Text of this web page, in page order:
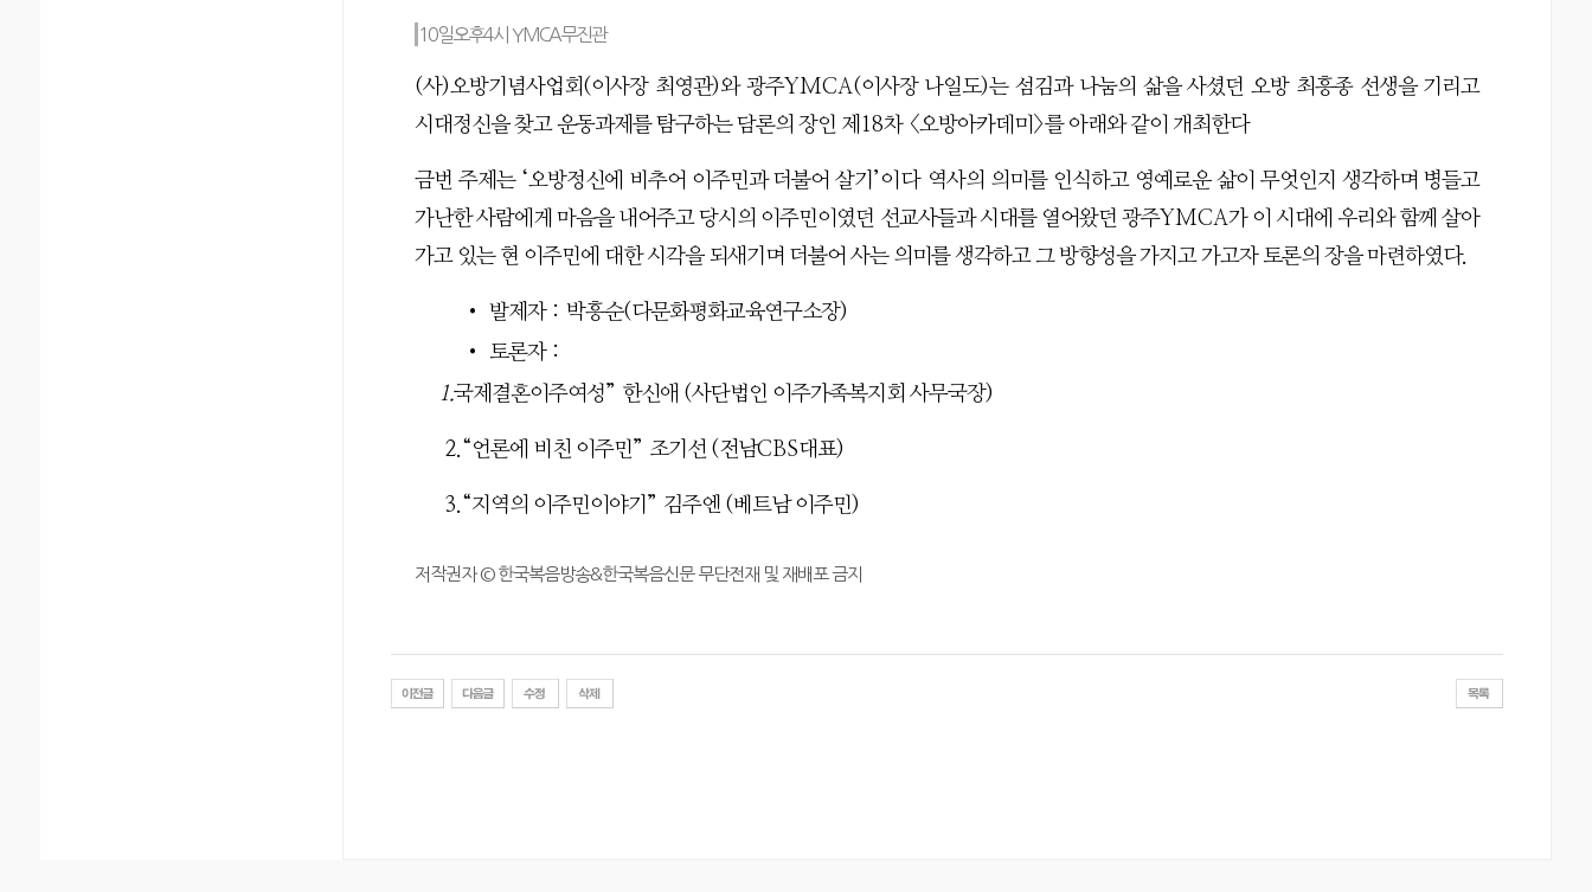
10일오후4시 YMCA무진관
(사)오방기념사업회(이사장 최영관)와 광주YMCA(이사장 나일도)는 섬김과 나눔의 삶을 사셨던 오방 최흥종 선생을 기리고
시대정신을 찾고 운동과제를 탐구하는 담론의 장인 제 18차 <오방아카데미 >를 아래와 같이 개최한다
금번 주제는 ‘오방정신에 비추어 이주민과 더불어 살기 ’이다 역사의 의미를 인식하고 영예로운 삶이 무엇인지 생각하며 병들고
가난한 사람에게 마음을 내어주고 당시의 이주민이였던 선교사들과 시대를 열어왔던 광주YMCA가 이 시대에 우리와 함께 살아
가고 있는 현 이주민에 대한 시각을 되새기며 더불어 사는 의미를 생각하고 그 방향성을 가지고 가고자 토론의 장을 마련하였다.
• 발제자 : 박흥순(다문화평화교육연구소장)
• 토론자 :
1.국제결혼이주여성” 한신애 (사단법인 이주가족복지회 사무국장)
2.“언론에 비친 이주민” 조기선 (전남CBS대표)
3.“지역의 이주민이야기” 김주엔 (베트남 이주민)
저작권자 © 한국복음방송&한국복음신문 무단전재 및 재배포 금지